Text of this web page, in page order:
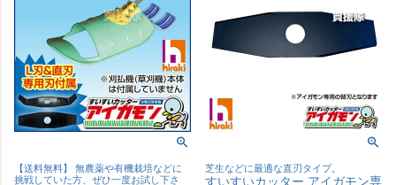
【送料無料】 無農薬や有機栽培などに
挑戦していた方、ぜひ一度お試し下さ
芝生などに最適な直刃タイプ。
すいすいカッター アイガモン専